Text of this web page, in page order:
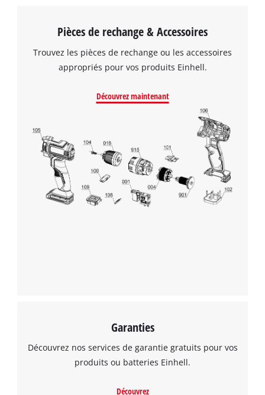
Pièces de rechange & Accessoires
Trouvez les pièces de rechange ou les accessoires
appropriés pour vos produits Einhell.
Découvrez maintenant
Garanties
Découvrez nos services de garantie gratuits pour vos
produits ou batteries Einhell.
Découvrez